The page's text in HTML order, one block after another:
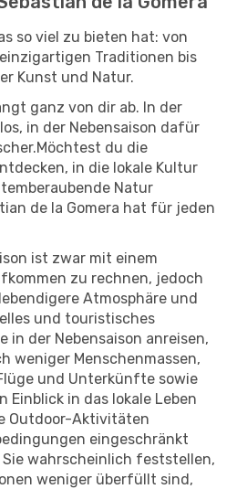
so viel zu bieten hat: von
Traditionen bis
Kunst und Natur.
ganz von dir ab. In der
in der Nebensaison dafür
du die
in die lokale Kultur
Natur
de la Gomera hat für jeden
ist zwar mit einem
zu rechnen, jedoch
Atmosphäre und
und touristisches
in der Nebensaison anreisen,
weniger Menschenmassen,
und Unterkünfte sowie
Einblick in das lokale Leben
Outdoor-Aktivitäten
eingeschränkt
wahrscheinlich feststellen,
weniger überfüllt sind,